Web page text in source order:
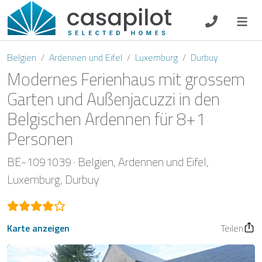
DE EN ES FR
Frühstück
Gutscheine
Eigentümer Log-In
Belgien Ardennen und Eifel Luxemburg Durbuy
Modernes Ferienhaus mit grossem
Garten und Außenjacuzzi in den
Belgischen Ardennen für 8+1
Personen
BE-1091039 Belgien Ardennen und Eifel
Luxemburg Durbuy
Karte anzeigen Teilen